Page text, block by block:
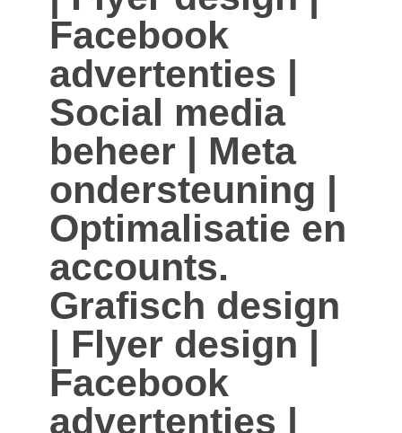
Facebook
advertenties |
Social media
beheer | Meta
ondersteuning |
Optimalisatie en
accounts.
Grafisch design
| Flyer design |
Facebook
advertenties |